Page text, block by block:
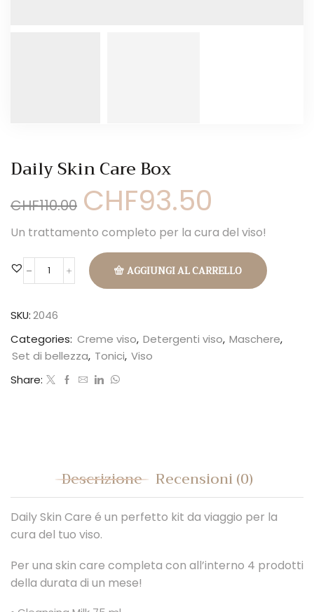
Daily Skin Care Box
CHF110.00 prezzo
era:
CHF110.00.
CHF93.50
è:
CHF93.50.
Un trattamento completo per la cura del viso!
Daily
care
quantità
AGGIUNGI AL CARRELLO
SKU:2046
Categories: Creme viso, Detergenti viso, Maschere,
Set di bellezza, Tonici, Viso
Share:
Descrizione Recensioni (0)
DailySkin Care é un perfetto kit da viaggio per la
cura del tuo viso.
Per una skin care completa con all’interno 4 prodotti
della durata di un mese!